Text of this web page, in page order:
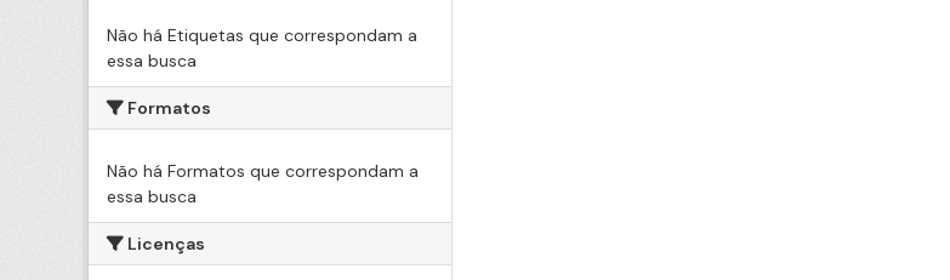
Não há Etiquetas que correspondam a
essa busca
Formatos
Não há Formatos que correspondam a
essa busca
Licenças